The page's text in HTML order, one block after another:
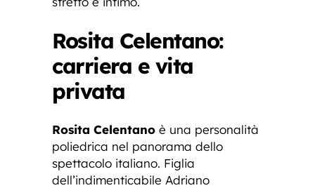
Rosita Celentano:
carriera e vita
privata
Rosita Celentano è una personalità
poliedrica nel panorama dello
spettacolo italiano. Figlia
dell’indimenticabile Adriano